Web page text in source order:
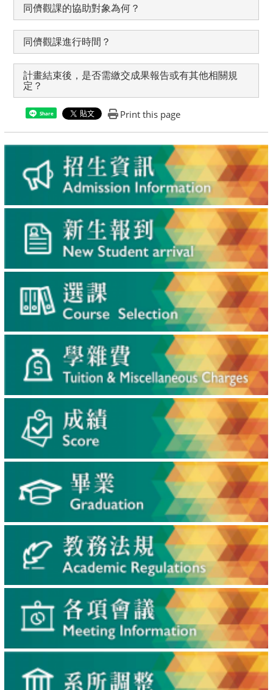
同儕觀課的協助對象為何？
同儕觀課進行時間？
計畫結束後，是否需繳交成果報告或有其他相關規
定？
Share Print this page